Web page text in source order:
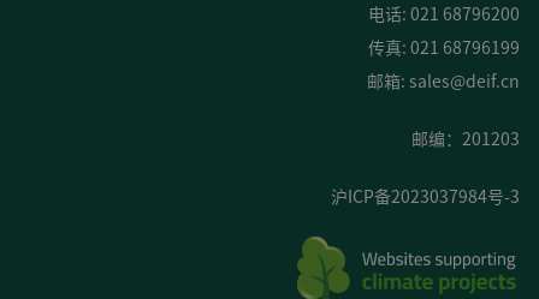
电话: 021 68796200
传真: 021 68796199
邮箱: sales@deif.cn
邮编：201203
沪ICP备2023037984号-3